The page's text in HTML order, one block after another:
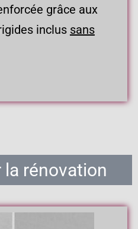
grâce aux
inclus sans
la rénovation